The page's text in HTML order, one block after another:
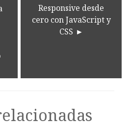
Responsive desde
cero con JavaScript y
CSS